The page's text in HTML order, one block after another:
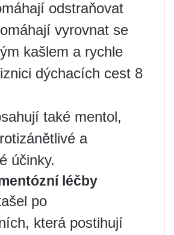
odstraňovat
vyrovnat se
kašlem a rychle
dýchacích cest 8
také mentol,
a
účinky.
léčby
po
která postihují